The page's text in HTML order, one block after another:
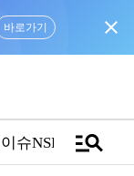
바로가기 close
이슈NSPTVmanage_search